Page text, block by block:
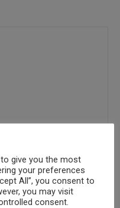
give you the most
your preferences
All”, you consent to
you may visit
consent.